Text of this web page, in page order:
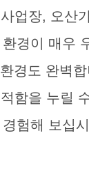
업장, 오산
경이 매우
경도 완벽
함을 누릴
험해 보십